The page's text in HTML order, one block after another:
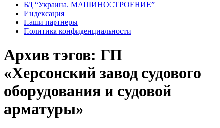
БД “Украина. МАШИНОСТРОЕНИЕ”
Индекcация
Наши партнеры
Политика конфиденциальности
Архив тэгов: ГП
«Херсонский завод судового
оборудования и судовой
арматуры»